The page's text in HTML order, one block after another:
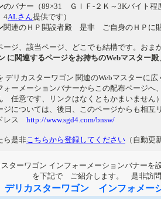
のバナー（89×31 ＧＩＦ-２Ｋ～3Kバイト程
4ALさん提供です）
関連のＨＰ開設者殿 是非 ご自身のＨＰに貼
ジ、該当ページ、どこでも結構です。おま
に関連するページをお持ちのWebマスター殿
デリカスターワゴン 関連のWebマスターに
ォーメーションバナーからこの配布ページへ
任意です、リンクはなくともかまいません）
ジについては、後日、このページからも相互
レス http://www.sgd4.com/bnsw/
ら是非こちらから登録してください （自動更
ターワゴン インフォーメーションバナーを
を下記で ご紹介します。 是非訪問
デリカスターワゴン インフォメー